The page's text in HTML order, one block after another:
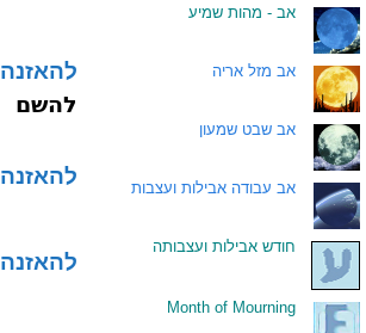
להאזנה
להשם
להאזנה
להאזנה
אב - מהות שמיע
אב מזל אריה
אב שבט שמעון
אב עבודה אבילות ועצבות
חודש אבילות ועצבותה
Month of Mourning